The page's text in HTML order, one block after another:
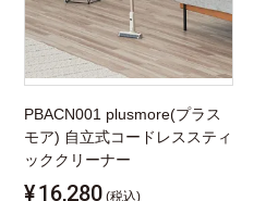
PBACN001 plusmore(プラス
モア) 自立式コードレススティ
ッククリーナー
¥16,280 (税込)